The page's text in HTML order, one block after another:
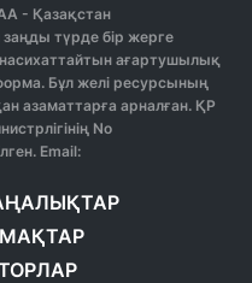
- Қазақстан
түрде бір жерге
ағартушылық
Бұл желі ресурсының
азаматтарға арналған. ҚР
No
Email: